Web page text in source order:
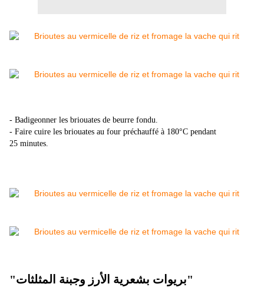
- Badigeonner les briouates de beurre fondu.
- Faire cuire les briouates au four préchauffé à 180°C pendant
25 minutes.
"بريوات بشعرية اﻷرز وجبنة المثلثات"